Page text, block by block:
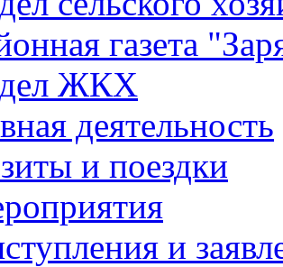
газета
ЖКХ
деятельность
и поездки
и